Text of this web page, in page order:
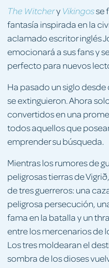
The Witchery Vikingosse
fantasía inspirada en la
aclamado escritor inglés
emocionará a sus fans y
perfecto para nuevos
Ha pasado un siglo
se extinguieron. Ahora
convertidos en una
todos aquellos que
emprender su búsqueda.
Mientras los rumores de
peligrosas tierras de
de tres guerreros: una
peligrosa persecución,
fama en la batalla y un
entre los mercenarios de
Los tres moldearan el
sombra de los dioses